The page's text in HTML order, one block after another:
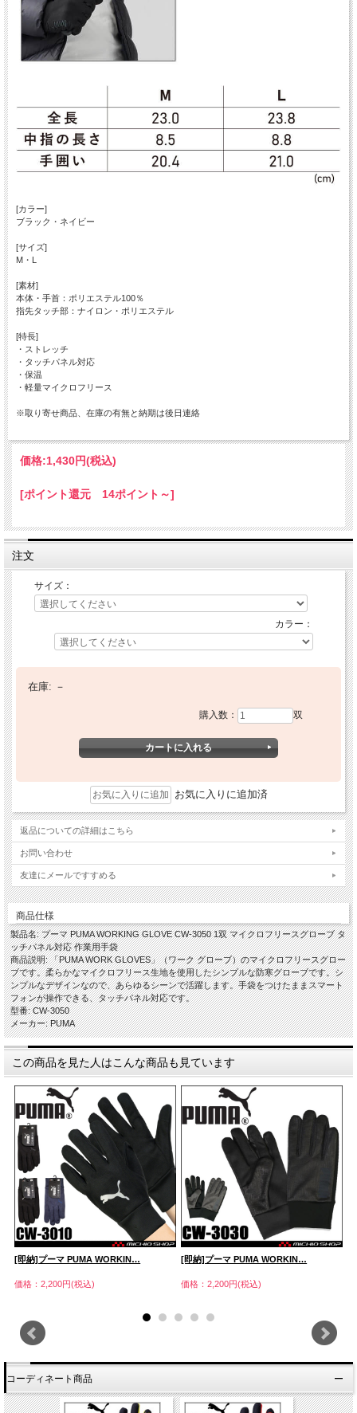
[カラー]
ブラック・ネイビー
[サイズ]
M・L
[素材]
本体・手首：ポリエステル100％
指先タッチ部：ナイロン・ポリエステル
[特長]
・ストレッチ
・タッチパネル対応
・保温
・軽量マイクロフリース
※取り寄せ商品、在庫の有無と納期は後日連絡
価格:1,430円(税込)
[ポイント還元 14ポイント～]
注文
サイズ：
カラー：
在庫: －
購入数： 双
お気に入りに追加済
返品についての詳細はこちら
お問い合わせ
友達にメールですすめる
商品仕様
製品名: プーマ PUMA WORKING GLOVE CW-3050 1双 マイクロフリースグローブ タ
ッチパネル対応 作業用手袋
商品説明: 「PUMA WORK GLOVES」（ワーク グローブ）のマイクロフリースグロー
ブです。柔らかなマイクロフリース生地を使用したシンプルな防寒グローブです。シ
ンプルなデザインなので、あらゆるシーンで活躍します。手袋をつけたままスマート
フォンが操作できる、タッチパネル対応です。
型番: CW-3050
メーカー: PUMA
この商品を見た人はこんな商品も見ています
[即納]プーマ PUMA WORKIN…
価格：2,200円(税込)
[即納]プーマ PUMA WORKIN…
価格：2,200円(税込)
コーディネート商品